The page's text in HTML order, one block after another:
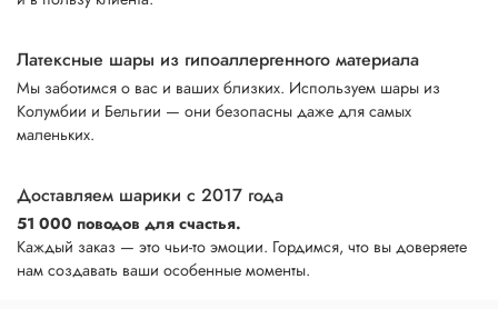
Латексные шары из гипоаллергенного материала
Мы заботимся о вас и ваших близких. Используем шары из
Колумбии и Бельгии — они безопасны даже для самых
маленьких.
Доставляем шарики с 2017 года
51 000 поводов для счастья.
Каждый заказ — это чьи-то эмоции. Гордимся, что вы доверяете
нам создавать ваши особенные моменты.